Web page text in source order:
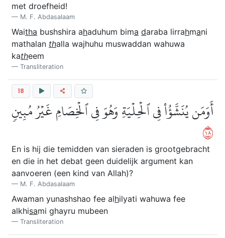
met droefheid!
M. F. Abdasalaam
Waitha bushshira ahaduhum bima daraba lirrahmani
mathalan thalla wajhuhu muswaddan wahuwa
katheem
Transliteration
18
أَوَمَن يُنَشَّؤُاْ فِي ٱلۡحِلۡيَةِ وَهُوَ فِي ٱلۡخِصَامِ غَيۡرُ مُبِينٖ
٨١
En is hij die temidden van sieraden is grootgebracht
en die in het debat geen duidelijk argument kan
aanvoeren (een kind van Allah)?
M. F. Abdasalaam
Awaman yunashshao fee alhilyati wahuwa fee
alkhisami ghayru mubeen
Transliteration